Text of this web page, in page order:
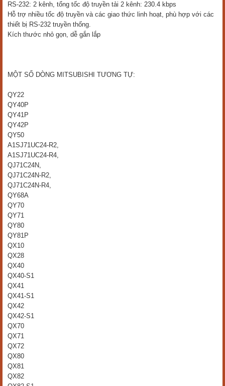
RS-232: 2 kênh, tổng tốc độ truyền tải 2 kênh: 230.4 kbps
Hỗ trợ nhiều tốc độ truyền và các giao thức linh hoạt, phù hợp với các
thiết bị RS-232 truyền thống.
Kích thước nhỏ gọn, dễ gắn lắp
MỘT SỐ DÒNG MITSUBISHI TƯƠNG TỰ:
QY22
QY40P
QY41P
QY42P
QY50
A1SJ71UC24-R2,
A1SJ71UC24-R4,
QJ71C24N,
QJ71C24N-R2,
QJ71C24N-R4,
QY68A
QY70
QY71
QY80
QY81P
QX10
QX28
QX40
QX40-S1
QX41
QX41-S1
QX42
QX42-S1
QX70
QX71
QX72
QX80
QX81
QX82